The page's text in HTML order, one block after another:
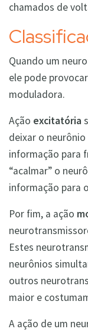
chamados de
Quando um
ele pode
moduladora.
Ação excitatória
deixar o
informação para
“acalmar” o
informação para
Por fim, a ação
Estes
neurônios
outros
maior e
A ação de um